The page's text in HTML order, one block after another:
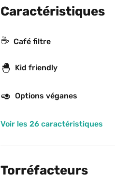
Caractéristiques
☕️ Café filtre
🐣 Kid friendly
🥑 Options véganes
Voir les 26 caractéristiques
Torréfacteurs